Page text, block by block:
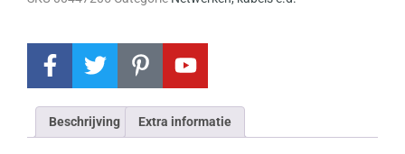
Beschrijving Extra informatie